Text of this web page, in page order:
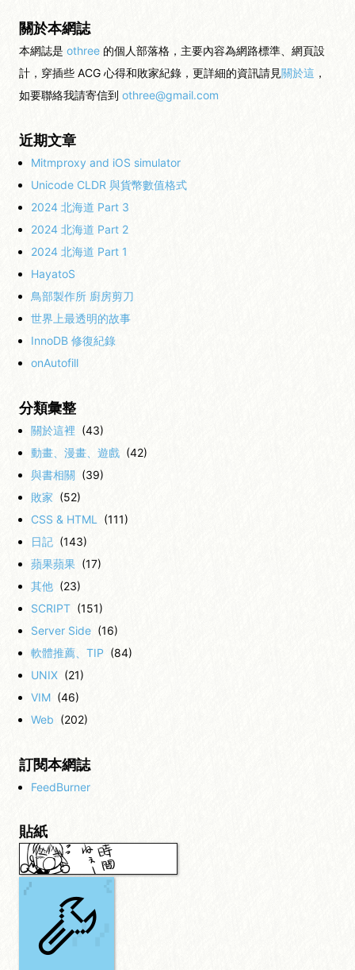
關於本網誌
本網誌是 othree 的個人部落格，主要內容為網路標準、網頁設
計，穿插些 ACG 心得和敗家紀錄，更詳細的資訊請見關於這 ，
如要聯絡我請寄信到 othree@gmail.com
近期文章
Mitmproxy and iOS simulator
Unicode CLDR 與貨幣數值格式
2024 北海道 Part 3
2024 北海道 Part 2
2024 北海道 Part 1
HayatoS
鳥部製作所 廚房剪刀
世界上最透明的故事
InnoDB 修復紀錄
onAutofill
分類彙整
關於這裡 (43)
動畫、漫畫、遊戲 (42)
與書相關 (39)
敗家 (52)
CSS & HTML
(111)
日記 (143)
蘋果蘋果 (17)
其他 (23)
SCRIPT (151)
Server Side (16)
軟體推薦、TIP (84)
UNIX (21)
VIM (46)
Web (202)
訂閱本網誌
FeedBurner
貼紙